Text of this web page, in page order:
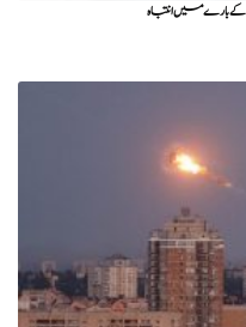
بارے میں انتباہ